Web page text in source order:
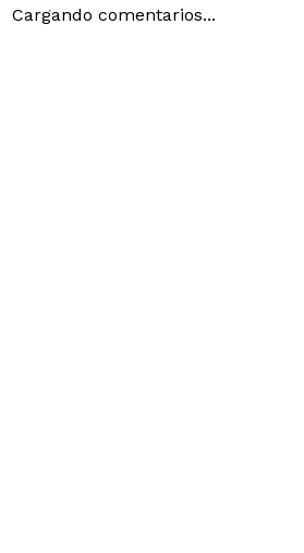
Cargando comentarios...